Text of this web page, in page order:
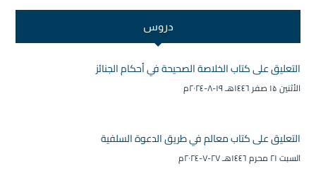
دروس
التعليق على كتاب الخلاصة الصحيحة في أحكام الجنائز
الأثنين ۱۵ صفر ۱٤٤٦هـ ۱۹-۸-۲۰۲٤م
التعليق على كتاب معالم في طريق الدعوة السلفية
السبت ۲۱ محرم ۱٤٤٦هـ ۲۷-۷-۲۰۲٤م